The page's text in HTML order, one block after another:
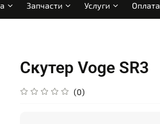
Запчасти Услуги Оплата
Скутер Voge SR3
(0)